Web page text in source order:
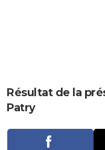
CARTE DE VOEUX
Carte de Noël
Carte Bonne année
Carte Saint-Valentin
Carte Pâques
Carte d'anniversaire
DICTIONNAIRE
Dictionnaire
Biographies
Expressions
Proverbes
PROGRAMME TV
Résultat de la
Patry